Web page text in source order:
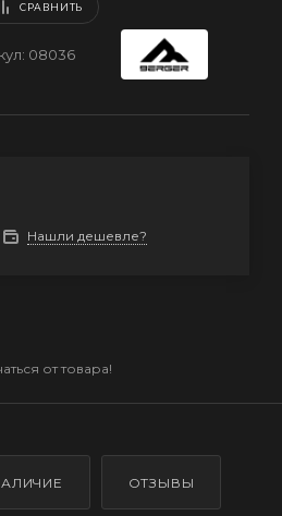
СРАВНИТЬ
08036
Нашли дешевле?
от товара!
ОТЗЫВЫ